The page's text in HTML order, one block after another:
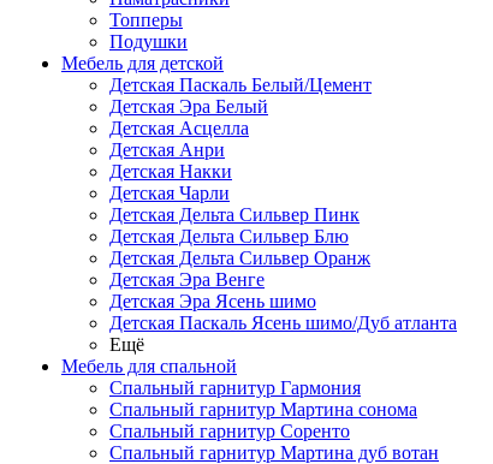
Топперы
Подушки
Мебель для детской
Детская Паскаль Белый/Цемент
Детская Эра Белый
Детская Асцелла
Детская Анри
Детская Накки
Детская Чарли
Детская Дельта Сильвер Пинк
Детская Дельта Сильвер Блю
Детская Дельта Сильвер Оранж
Детская Эра Венге
Детская Эра Ясень шимо
Детская Паскаль Ясень шимо/Дуб атланта
Ещё
Мебель для спальной
Спальный гарнитур Гармония
Спальный гарнитур Мартина сонома
Спальный гарнитур Соренто
Спальный гарнитур Мартина дуб вотан